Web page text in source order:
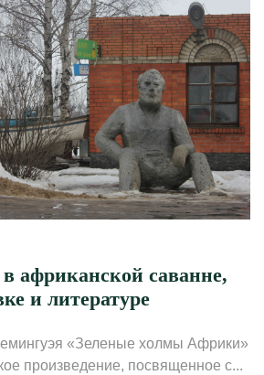
африканской саванне,
и литературе
«Зеленые холмы Африки»
произведение, посвященное с...